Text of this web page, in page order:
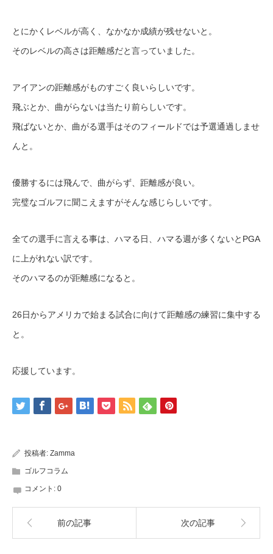
とにかくレベルが高く、なかなか成績が残せないと。
そのレベルの高さは距離感だと言っていました。
アイアンの距離感がものすごく良いらしいです。
飛ぶとか、曲がらないは当たり前らしいです。
飛ばないとか、曲がる選手はそのフィールドでは予選通過しませ
んと。
優勝するには飛んで、曲がらず、距離感が良い。
完璧なゴルフに聞こえますがそんな感じらしいです。
全ての選手に言える事は、ハマる日、ハマる週が多くないとPGA
に上がれない訳です。
そのハマるのが距離感になると。
26日からアメリカで始まる試合に向けて距離感の練習に集中する
と。
応援しています。
投稿者: Zamma
ゴルフコラム
コメント: 0
前の記事 次の記事